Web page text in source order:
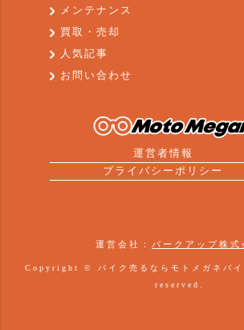
運営者情報
プライバシーポリシー
メンテナンス
買取・売却
人気記事
お問い合わせ
運営会社： パークアップ株式
Copyright © バイク売るならモトメガネバイ
reserved.